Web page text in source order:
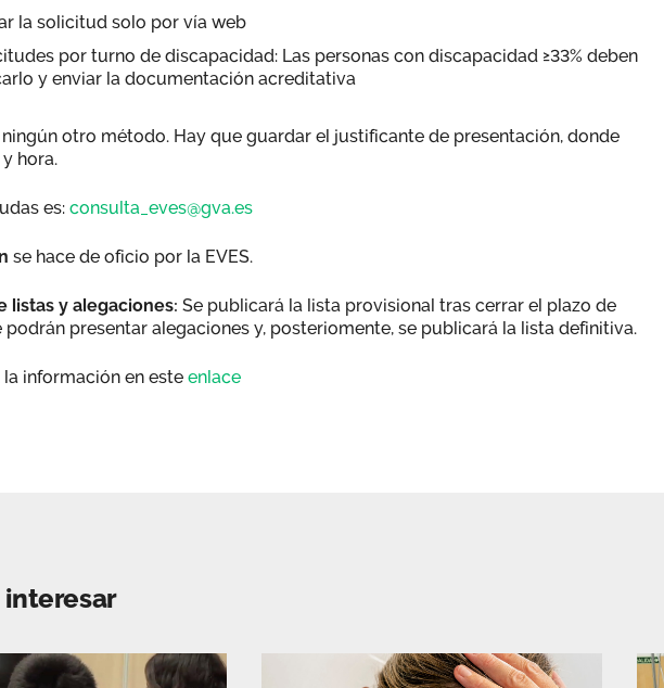
la solicitud solo por vía web
por turno de discapacidad: Las personas con discapacidad ≥33% deben
y enviar la documentación acreditativa
otro método. Hay que guardar el justificante de presentación, donde
hora.
es: consulta_eves@gva.es
se hace de oficio por la EVES.
listas y alegaciones: Se publicará la lista provisional tras cerrar el plazo de
podrán presentar alegaciones y, posteriomente, se publicará la lista definitiva.
información en este enlace
interesar